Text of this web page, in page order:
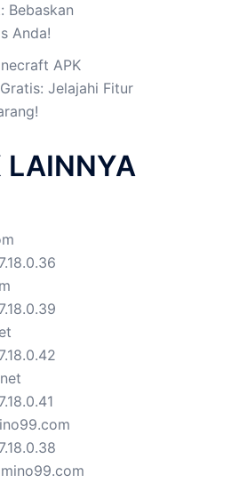
Bebaskan
Anda!
APK
Gratis: Jelajahi Fitur
LAINNYA